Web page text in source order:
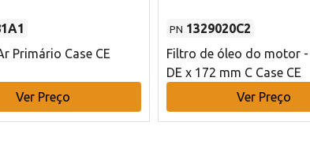
Primário Case CE
Ver Preço
PN 1329020C2
Filtro de óleo do motor -
DE x 172 mm C Case CE
Ver Preço